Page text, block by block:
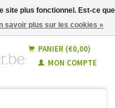
Français
PANIER (€0,00)
MON COMPTE
site plus fonctionnel. Est-ce que
savoir plus sur les cookies »